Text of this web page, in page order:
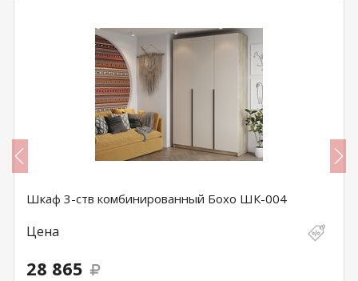
Шкаф 3-ств комбинированный Бохо ШК-004
Цена
28 865